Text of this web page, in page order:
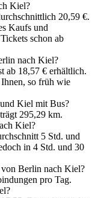
Kiel?
20,59 €.
Kaufs und
schon ab
nach Kiel?
ab 18,57 € erhältlich.
so früh wie
Kiel mit Bus?
295,29 km.
Kiel?
5 Std. und
in 4 Std. und 30
Berlin nach Kiel?
pro Tag.